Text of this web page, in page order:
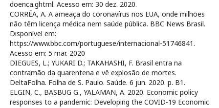
doenca.ghtml. Acesso em: 30 dez. 2020.
CORRÊA, A. A ameaça do coronavírus nos EUA, onde milhões
não têm licença médica nem saúde pública. BBC News Brasil.
Disponível em:
https://www.bbc.com/portuguese/internacional-51746841.
Acesso em: 5 mar. 2020
DIEGUES, L.; YUKARI D.; TAKAHASHI, F. Brasil entra na
contramão da quarentena e vê explosão de mortes.
DeltaFolha. Folha de S. Paulo. Saúde. 6 jun. 2020. p. B1.
ELGIN, C., BASBUG G., YALAMAN, A. 2020. Economic policy
responses to a pandemic: Developing the COVID-19 Economic